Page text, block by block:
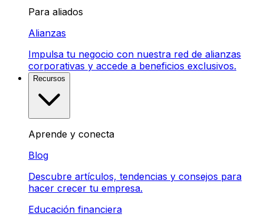
Para aliados
Alianzas
Impulsa tu negocio con nuestra red de alianzas
corporativas y accede a beneficios exclusivos.
Recursos
Aprende y conecta
Blog
Descubre artículos, tendencias y consejos para
hacer crecer tu empresa.
Educación financiera